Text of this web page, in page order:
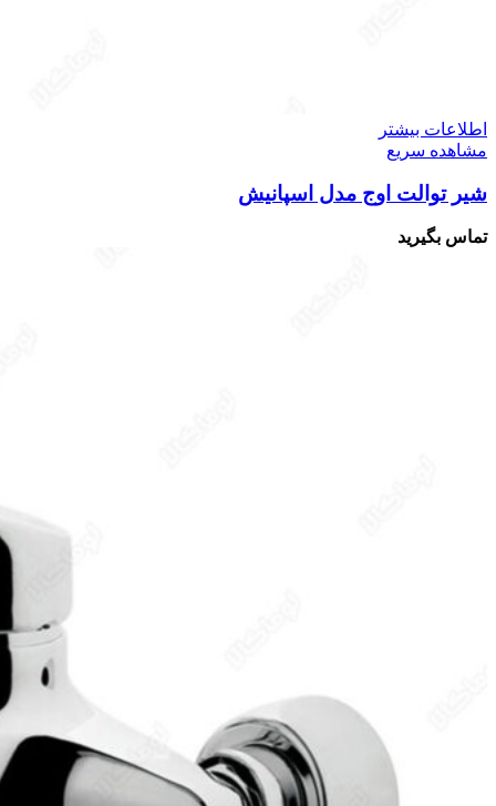
اطلاعات بیشتر
مشاهده سریع
شیر توالت اوج مدل اسپانیش
تماس بگیرید